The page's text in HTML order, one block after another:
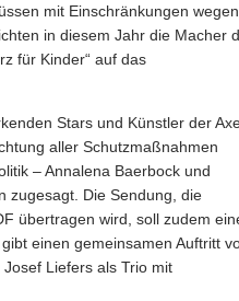
mit Einschränkungen wegen
in diesem Jahr die Macher
für Kinder“ auf das
Stars und Künstler der
aller Schutzmaßnahmen
– Annalena Baerbock und
zugesagt. Die Sendung, die
übertragen wird, soll zudem
einen gemeinsamen Auftritt
Liefers als Trio mit